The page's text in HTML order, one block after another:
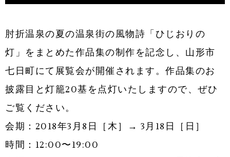
肘折温泉の夏の温泉街の風物詩「ひじおりの
灯」をまとめた作品集の制作を記念し、山形市
七日町にて展覧会が開催されます。作品集のお
披露目と灯籠20基を点灯いたしますので、ぜひ
ご覧ください。
会期：2018年3月8日［木］→ 3月18日［日］
時間：12:00〜19:00